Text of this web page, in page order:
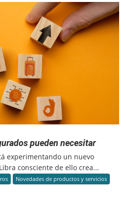
pueden necesitar
experimentando un nuevo
consciente de ello crea...
Novedades de productos y servicios